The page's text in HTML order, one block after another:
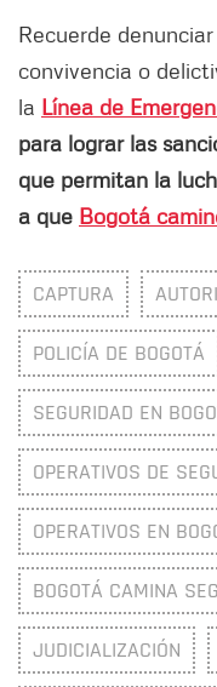
Recuerde
convivencia o
la Línea de
para lograr las
que permitan la
a que Bogotá
CAPTURA
POLICÍA DE BOGOTÁ
SEGURIDAD EN
OPERATIVOS DE
OPERATIVOS EN
BOGOTÁ CAMINA
JUDICIALIZACIÓN